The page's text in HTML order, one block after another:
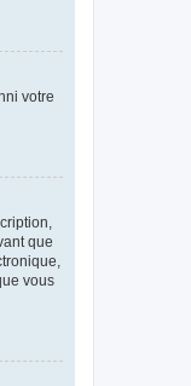
votre
que
vous